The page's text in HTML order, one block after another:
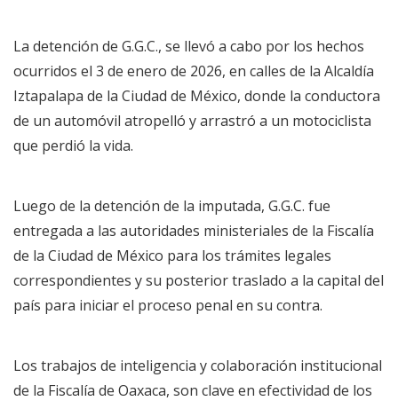
La detención de G.G.C., se llevó a cabo por los hechos
ocurridos el 3 de enero de 2026, en calles de la Alcaldía
Iztapalapa de la Ciudad de México, donde la conductora
de un automóvil atropelló y arrastró a un motociclista
que perdió la vida.
Luego de la detención de la imputada, G.G.C. fue
entregada a las autoridades ministeriales de la Fiscalía
de la Ciudad de México para los trámites legales
correspondientes y su posterior traslado a la capital del
país para iniciar el proceso penal en su contra.
Los trabajos de inteligencia y colaboración institucional
de la Fiscalía de Oaxaca, son clave en efectividad de los